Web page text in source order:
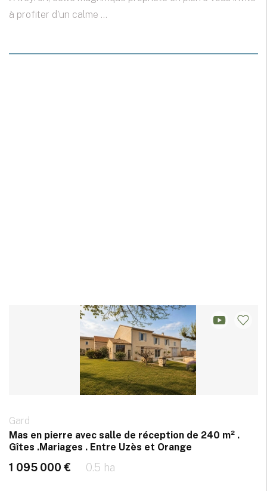
à profiter d'un calme ...
Gard
Mas en pierre avec salle de réception de 240 m² .
Gîtes .Mariages . Entre Uzès et Orange
1 095 000 € 0.5 ha